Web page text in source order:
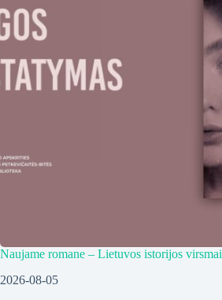
Naujame romane – Lietuvos istorijos virsmai
2026-08-05